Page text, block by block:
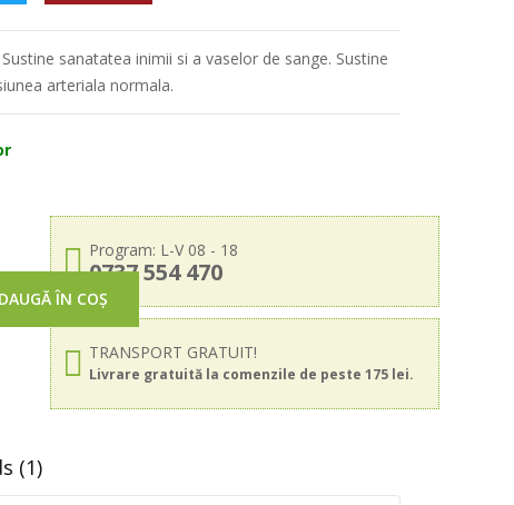
sanatatea inimii si a vaselor de sange. Sustine
arteriala normala.
Program: L-V 08 - 18
0737 554 470
TRANSPORT GRATUIT!
Livrare gratuită la comenzile de peste 175 lei.
ÎN COȘ
(1)